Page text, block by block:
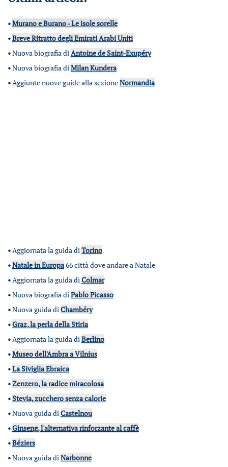
•Murano e Burano - Le isole sorelle
•Breve Ritratto degli Emirati Arabi Uniti
•Nuova biografia diAntoine de Saint-Exupéry
•Nuova biografia diMilan Kundera
•Aggiunte nuove guide alla sezioneNormandia
•Aggiornata la guida diTorino
•Natale in Europa66 città dove andare a Natale
•Aggiornata la guida diColmar
•Nuova biografia diPablo Picasso
•Nuova guida diChambéry
•Graz, la perla della Stiria
•Aggiornata la guida diBerlino
•Museo dell'Ambra a Vilnius
•La Siviglia Ebraica
•Zenzero, la radice miracolosa
•Stevia, zucchero senza calorie
•Nuova guida diCastelnou
•Ginseng, l'alternativa rinforzante al caffè
•Béziers
•Nuova guida diNarbonne